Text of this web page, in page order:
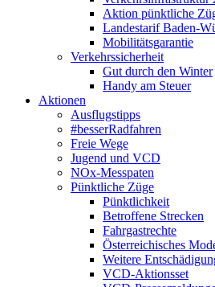
Aktion pünktliche
Landestarif Baden-
Mobilitätsgarantie
Verkehrssicherheit
Gut durch den Winter
Handy am Steuer
Aktionen
Ausflugstipps
#besserRadfahren
Freie Wege
Jugend und VCD
NOx-Messpaten
Pünktliche Züge
Pünktlichkeit
Betroffene Strecken
Fahrgastrechte
Österreichisches
Weitere
VCD-Aktionsset